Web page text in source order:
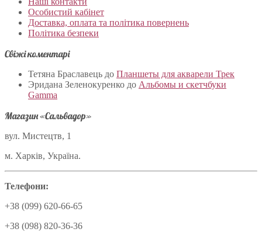
Особистий кабінет
Доставка, оплата та політика повернень
Політика безпеки
Свіжі коментарі
Тетяна Браславець до Планшеты для акварели Трек
Эридана Зеленокуренко до Альбомы и скетчбуки
Gamma
Магазин «Сальвадор»
вул. Мистецтв, 1
м. Харків, Україна.
Телефони:
+38 (099) 620-66-65
+38 (098) 820-36-36